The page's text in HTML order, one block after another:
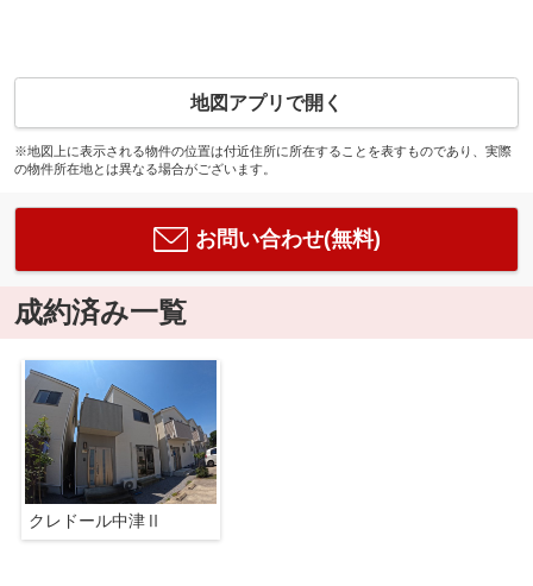
地図アプリで開く
※地図上に表示される物件の位置は付近住所に所在することを表すものであり、実際
の物件所在地とは異なる場合がございます。
お問い合わせ(無料)
成約済み一覧
クレドール中津Ⅱ